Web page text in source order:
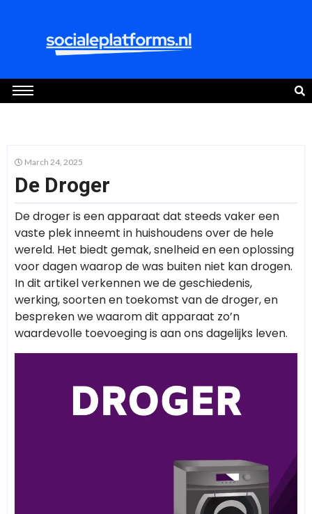
March 24, 2025
De Droger
De droger is een apparaat dat steeds vaker een
vaste plek inneemt in huishoudens over de hele
wereld. Het biedt gemak, snelheid en een oplossing
voor dagen waarop de was buiten niet kan drogen.
In dit artikel verkennen we de geschiedenis,
werking, soorten en toekomst van de droger, en
bespreken we waarom dit apparaat zo’n
waardevolle toevoeging is aan ons dagelijks leven.